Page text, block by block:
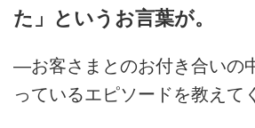
た」というお言葉が。
―お客さまとのお付き合いの
っているエピソードを教えて